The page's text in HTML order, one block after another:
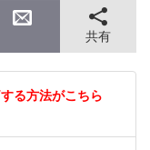
共有
る方法がこちら